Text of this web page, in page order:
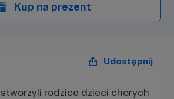
Kup na prezent
Udostępnij
rodzice dzieci chorych